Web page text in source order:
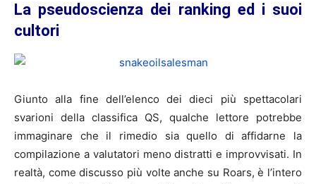
La pseudoscienza dei ranking ed i suoi
cultori
Giunto alla fine dell’elenco dei dieci più spettacolari
svarioni della classifica QS, qualche lettore potrebbe
immaginare che il rimedio sia quello di affidarne la
compilazione a valutatori meno distratti e improvvisati. In
realtà, come discusso più volte anche su Roars, è l’intero